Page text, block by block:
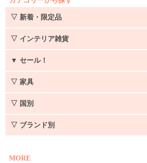
▽ 新着・限定品
▽ インテリア雑貨
▼ セール！
▽ 家具
▽ 国別
▽ ブランド別
MORE